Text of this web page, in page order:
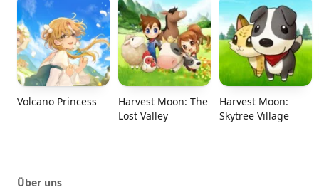
Volcano Princess
Harvest Moon: The
Lost Valley
Harvest Moon:
Skytree Village
Über uns